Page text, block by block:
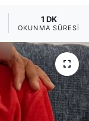
1 DK
OKUNMA SÜRESI